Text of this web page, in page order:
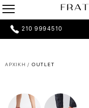
210 9994510
ΑΡΧΙΚΗ / OUTLET